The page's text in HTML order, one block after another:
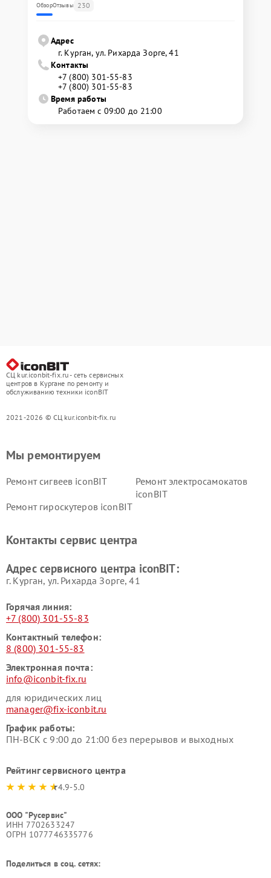
ОбзорОтзывы 230
Адрес
г. Курган, ул. Рихарда Зорге, 41
Контакты
+7 (800) 301-55-83
+7 (800) 301-55-83
Время работы
Работаем с 09:00 до 21:00
СЦ kur.iconbit-fix.ru - сеть сервисных
центров в Кургане по ремонту и
обслуживанию техники iconBIT
2021-2026 © СЦ kur.iconbit-fix.ru
Мы ремонтируем
Ремонт сигвеев iconBIT
Ремонт электросамокатов
iconBIT
Ремонт гироскутеров iconBIT
Контакты сервис центра
Адрес сервисного центра iconBIT:
г. Курган, ул. Рихарда Зорге, 41
Горячая линия:
+7 (800) 301-55-83
Контактный телефон:
8 (800) 301-55-83
Электронная почта:
info@iconbit-fix.ru
для юридических лиц
manager@fix-iconbit.ru
График работы:
ПН-ВСК с 9:00 до 21:00 без перерывов и выходных
Рейтинг сервисного центра
4.9-5.0
ООО "Русервис"
ИНН 7702633247
ОГРН 1077746335776
Поделиться в соц. сетях: